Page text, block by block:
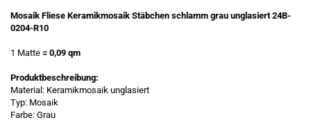
Mosaik Fliese Keramikmosaik Stäbchen schlamm grau unglasiert 24B-
0204-R10
1 Matte = 0,09 qm
Produktbeschreibung:
Material: Keramikmosaik unglasiert
Typ: Mosaik
Farbe: Grau